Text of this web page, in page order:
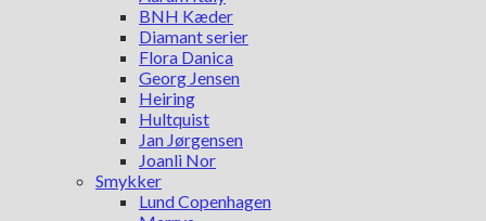
BNH Kæder
Diamant serier
Flora Danica
Georg Jensen
Heiring
Hultquist
Jan Jørgensen
Joanli Nor
Smykker
Lund Copenhagen